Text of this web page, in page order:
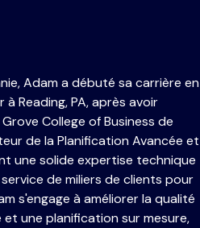
Adam a débuté sa carrière en
Reading, PA, après avoir
College of Business de
de la Planification Avancée et
une solide expertise technique
de miliers de clients pour
s'engage à améliorer la qualité
une planification sur mesure,